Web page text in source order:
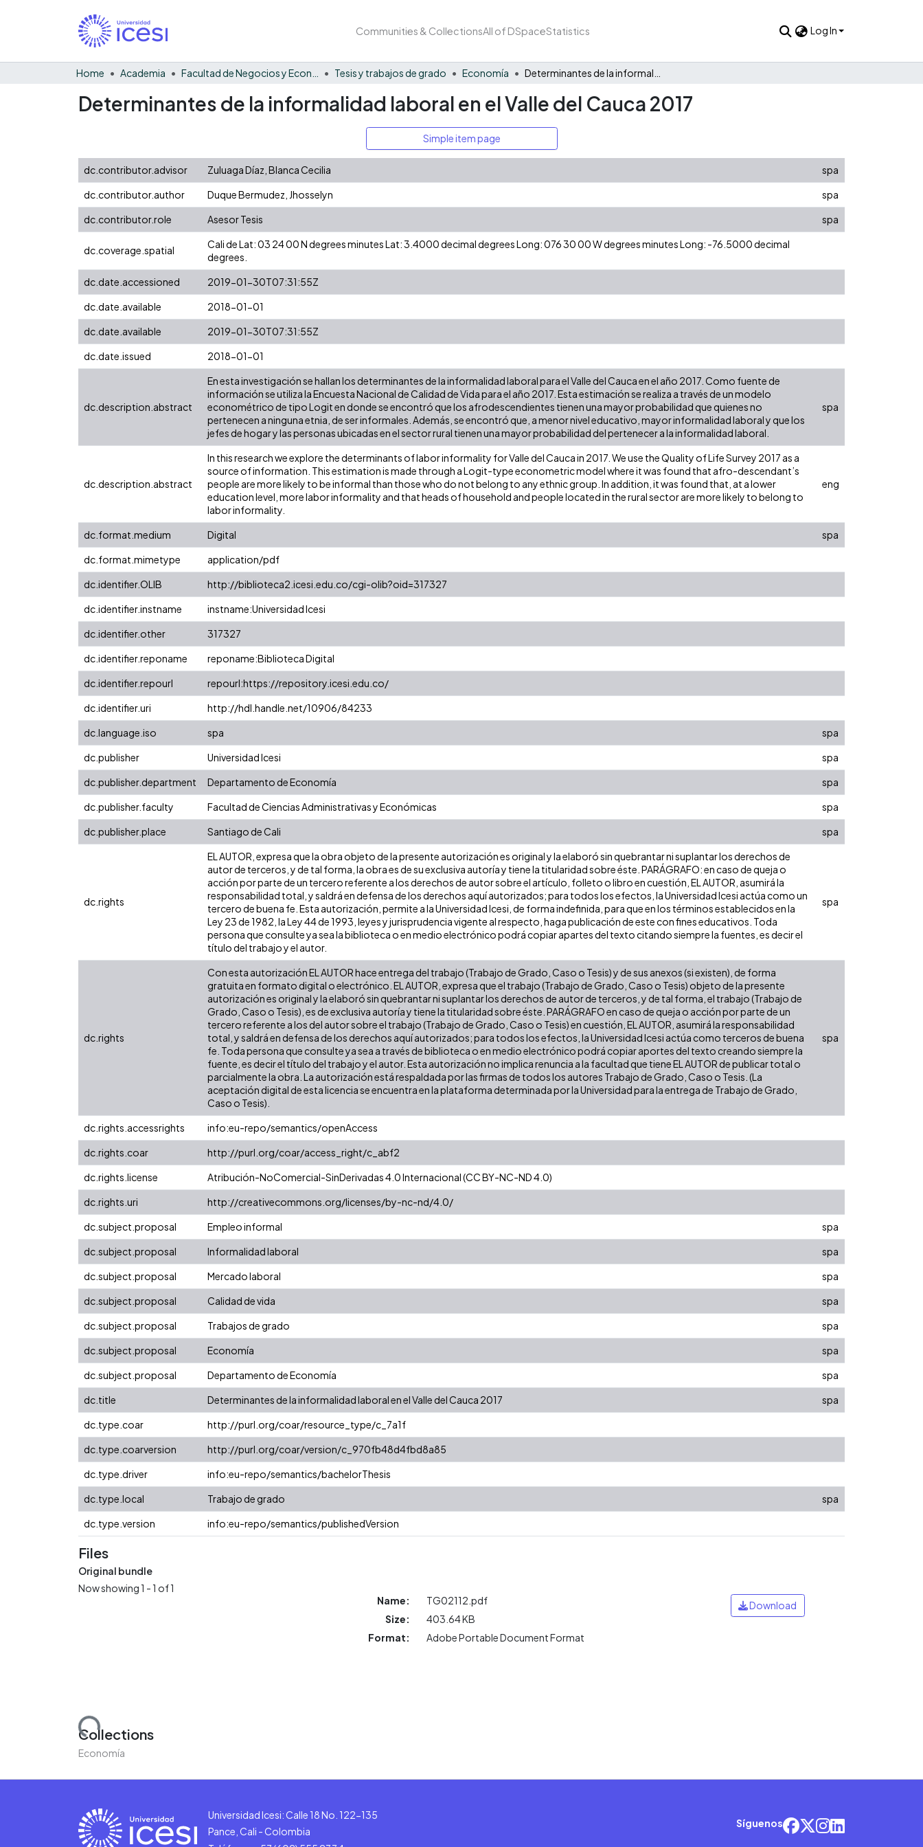
Communities & CollectionsAll of DSpaceStatistics Log In
Home Academia Tesis y trabajos de grado Economía
Determinantes de la informalidad laboral en el Valle del Cauca 2017
Simple item page
dc.contributor.advisor Zuluaga Díaz, Blanca Cecilia
spa
dc.contributor.author
Duque Bermudez, Jhosselyn
spa
dc.contributor.role
Asesor Tesis spa
dc.coverage.spatial
Cali de Lat: 03 24 00 N degrees minutes Lat: 3.4000 decimal degrees Long: 076 30 00 W degrees minutes Long: -76.5000 decimal
degrees.
dc.date.accessioned
2019-01-30T07:31:55Z
dc.date.available
2018-01-01
dc.date.available
2019-01-30T07:31:55Z
dc.date.issued
2018-01-01
dc.description.abstract
En esta investigación se hallan los determinantes de la informalidad laboral para el Valle del Cauca en el año 2017. Como fuente de
información se utiliza la Encuesta Nacional de Calidad de Vida para el año 2017. Esta estimación se realiza a través de un modelo
econométrico de tipo Logit en donde se encontró que los afrodescendientes tienen una mayor probabilidad que quienes no
pertenecen a ninguna etnia, de ser informales. Además, se encontró que, a menor nivel educativo, mayor informalidad laboral y que los
jefes de hogar y las personas ubicadas en el sector rural tienen una mayor probabilidad del pertenecer a la informalidad laboral.
spa
dc.description.abstract
In this research we explore the determinants of labor informality for Valle del Cauca in 2017. We use the Quality of Life Survey 2017 as a
source of information. This estimation is made through a Logit-type econometric model where it was found that afro-descendant’s
people are more likely to be informal than those who do not belong to any ethnic group. In addition, it was found that, at a lower
education level, more labor informality and that heads of household and people located in the rural sector are more likely to belong to
labor informality.
eng
dc.format.medium Digital
spa
dc.format.mimetype
application/pdf
dc.identifier.OLIB
http://biblioteca2.icesi.edu.co/cgi-olib?oid=317327
dc.identifier.instname
instname:Universidad Icesi
dc.identifier.other
317327
dc.identifier.reponame
reponame:Biblioteca Digital
dc.identifier.repourl
repourl:https://repository.icesi.edu.co/
dc.identifier.uri
http://hdl.handle.net/10906/84233
dc.language.iso
spa
spa
dc.publisher
Universidad Icesi
spa
dc.publisher.department
Departamento de Economía
spa
dc.publisher.faculty
Facultad de Ciencias Administrativas y Económicas
spa
dc.publisher.place
Santiago de Cali spa
dc.rights
EL AUTOR, expresa que la obra objeto de la presente autorización es original y la elaboró sin quebrantar ni suplantar los derechos de
autor de terceros, y de tal forma, la obra es de su exclusiva autoría y tiene la titularidad sobre éste. PARÁGRAFO: en caso de queja o
acción por parte de un tercero referente a los derechos de autor sobre el artículo, folleto o libro en cuestión, EL AUTOR, asumirá la
responsabilidad total, y saldrá en defensa de los derechos aquí autorizados; para todos los efectos, la Universidad Icesi actúa como un
tercero de buena fe. Esta autorización, permite a la Universidad Icesi, de forma indefinida, para que en los términos establecidos en la
Ley 23 de 1982, la Ley 44 de 1993, leyes y jurisprudencia vigente al respecto, haga publicación de este con fines educativos. Toda
persona que consulte ya sea la biblioteca o en medio electrónico podrá copiar apartes del texto citando siempre la fuentes, es decir el
título del trabajo y el autor.
spa
dc.rights
Con esta autorización EL AUTOR hace entrega del trabajo (Trabajo de Grado, Caso o Tesis) y de sus anexos (si existen), de forma
gratuita en formato digital o electrónico. EL AUTOR, expresa que el trabajo (Trabajo de Grado, Caso o Tesis) objeto de la presente
autorización es original y la elaboró sin quebrantar ni suplantar los derechos de autor de terceros, y de tal forma, el trabajo (Trabajo de
Grado, Caso o Tesis), es de exclusiva autoría y tiene la titularidad sobre éste. PARÁGRAFO en caso de queja o acción por parte de un
tercero referente a los del autor sobre el trabajo (Trabajo de Grado, Caso o Tesis) en cuestión, EL AUTOR, asumirá la responsabilidad
total, y saldrá en defensa de los derechos aquí autorizados; para todos los efectos, la Universidad Icesi actúa como terceros de buena
fe. Toda persona que consulte ya sea a través de biblioteca o en medio electrónico podrá copiar aportes del texto creando siempre la
fuente, es decir el título del trabajo y el autor. Esta autorización no implica renuncia a la facultad que tiene EL AUTOR de publicar total o
parcialmente la obra. La autorización está respaldada por las firmas de todos los autores Trabajo de Grado, Caso o Tesis. (La
aceptación digital de esta licencia se encuentra en la plataforma determinada por la Universidad para la entrega de Trabajo de Grado,
Caso o Tesis).
spa
dc.rights.accessrights
info:eu-repo/semantics/openAccess
dc.rights.coar
http://purl.org/coar/access_right/c_abf2
dc.rights.license
Atribución-NoComercial-SinDerivadas 4.0 Internacional (CC BY-NC-ND 4.0)
dc.rights.uri
http://creativecommons.org/licenses/by-nc-nd/4.0/
dc.subject.proposal
Empleo informal
spa
dc.subject.proposal
Informalidad laboral
spa
dc.subject.proposal
Mercado laboral
spa
dc.subject.proposal
Calidad de vida
spa
dc.subject.proposal
Trabajos de grado
spa
dc.subject.proposal
Economía
spa
dc.subject.proposal
Departamento de Economía
spa
dc.title
Determinantes de la informalidad laboral en el Valle del Cauca 2017
spa
dc.type.coar
http://purl.org/coar/resource_type/c_7a1f
dc.type.coarversion
http://purl.org/coar/version/c_970fb48d4fbd8a85
dc.type.driver
info:eu-repo/semantics/bachelorThesis
dc.type.local
Trabajo de grado
spa
dc.type.version
info:eu-repo/semantics/publishedVersion
Files
Original bundle
Now showing1 - 1 of 1
Loading...
Name:
TG02112.pdf
Size:
403.64 KB
Format:
Adobe Portable Document Format
Download
Collections
Economía
Universidad Icesi: Calle 18 No. 122-135
Pance, Cali - Colombia
Síguenos